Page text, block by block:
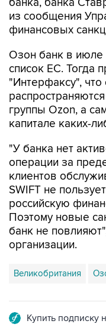
из сообщения
финансовых
Озон банк в июле
список ЕС. Тогда
"Интерфаксу", что
группы Ozon, а
капитале каких-
"У банка нет
операции за
клиентов
SWIFT не
российскую
Поэтому новые
банк не
организации.
Великобритания
Купить подписку